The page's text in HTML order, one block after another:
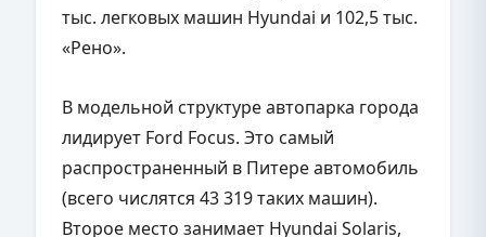
тыс. легковых машин Hyundai и 102,5 тыс.
«Рено».
В модельной структуре автопарка города
лидирует Ford Focus. Это самый
распространенный в Питере автомобиль
(всего числятся 43 319 таких машин).
Второе место занимает Hyundai Solaris,